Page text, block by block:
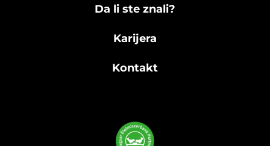
Da li ste znali?
Karijera
Kontakt